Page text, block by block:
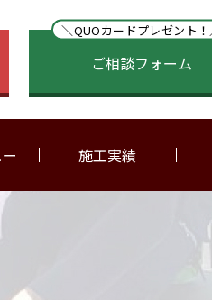
＼QUOカードプレゼント！
ご相談フォーム
施工実績